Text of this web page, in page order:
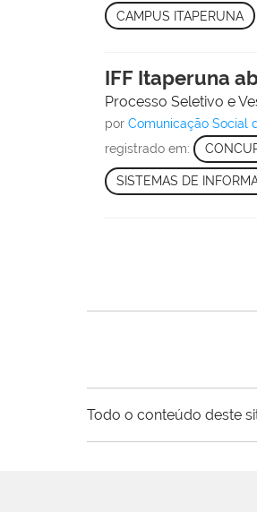
CAMPUS ITAPERUNA
IFF Itaperuna
Processo Seletivo e
porComunicação Social
registrado em:
SISTEMAS DE
Todo o conteúdo deste